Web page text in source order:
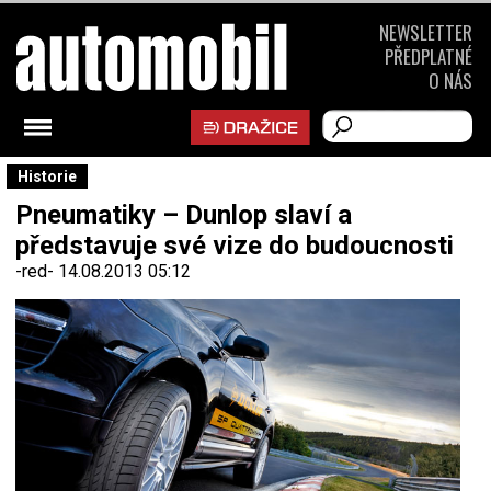
Historie
Pneumatiky – Dunlop slaví a
představuje své vize do budoucnosti
-red- 14.08.2013 05:12
NEWSLETTER
PŘEDPLATNÉ
O NÁS